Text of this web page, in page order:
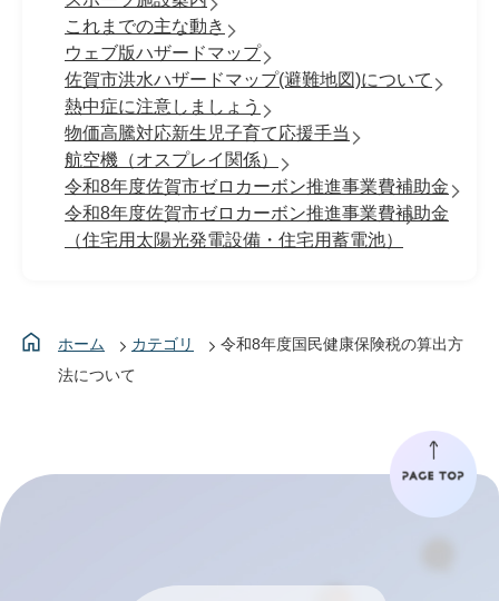
これまでの主な動き
ウェブ版ハザードマップ
佐賀市洪水ハザードマップ(避難地図)について
熱中症に注意しましょう
物価高騰対応新生児子育て応援手当
航空機（オスプレイ関係）
令和8年度佐賀市ゼロカーボン推進事業費補助金
令和8年度佐賀市ゼロカーボン推進事業費補助金
（住宅用太陽光発電設備・住宅用蓄電池）
ホーム カテゴリ
令和8年度国民健康保険税の算出方
法について